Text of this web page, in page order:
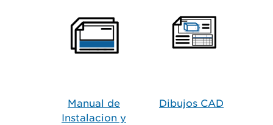
Manual de
Instalacion y
Dibujos CAD